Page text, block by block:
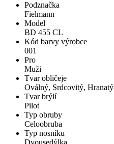
Podznačka
Fielmann
Model
BD 455 CL
Kód barvy výrobce
001
Pro
Muži
Tvar obličeje
Oválný, Srdcovitý, Hranatý
Tvar brýlí
Pilot
Typ obruby
Celoobruba
Typ nosníku